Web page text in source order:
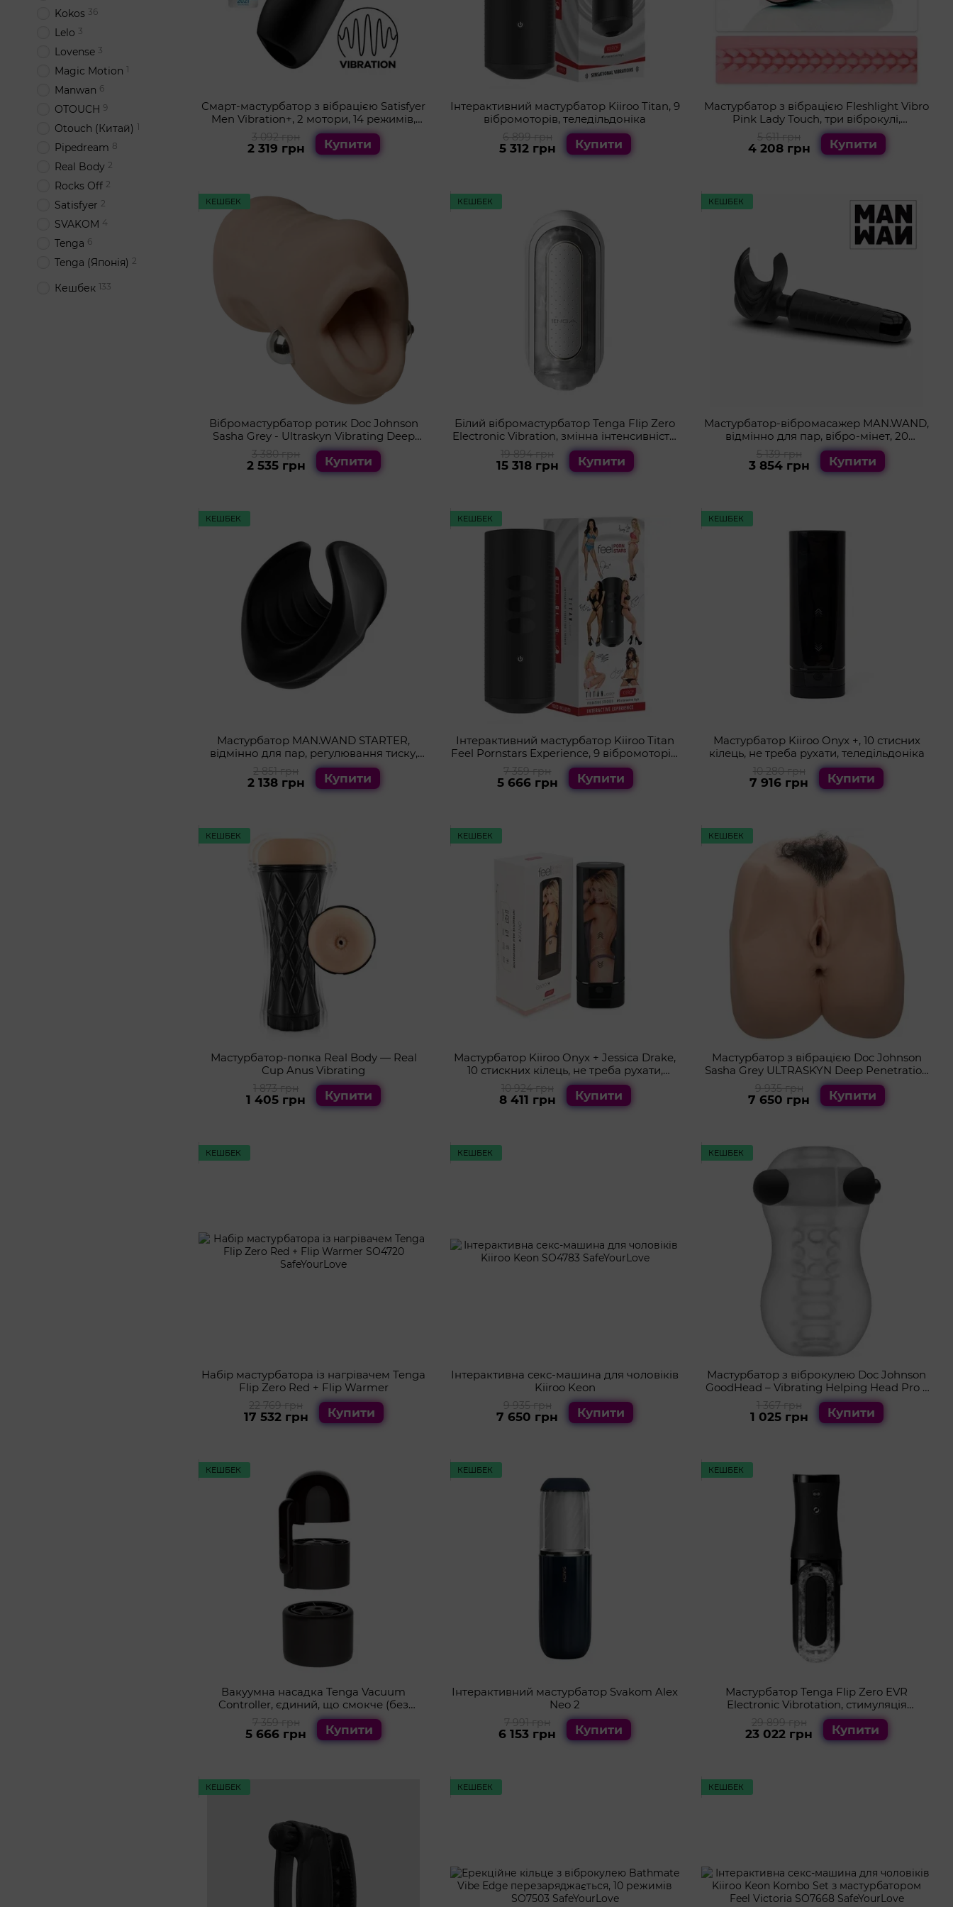
Смарт-мастурбатор з вібрацією Satisfyer
Men Vibration+, 2 мотори, 14 режимів,
водонепроникний
3 092 грн
2 319 грн Купити
Інтерактивний мастурбатор Kiiroo Titan, 9
вібромоторів, теледільдоніка
6 899 грн
5 312 грн Купити
Мастурбатор з вібрацією Fleshlight Vibro
Pink Lady Touch, три віброкулі,
стимулювальний рельєф
5 611 грн
4 208 грн Купити
КЕШБЕК
Вібромастурбатор ротик Doc Johnson
Sasha Grey - Ultraskyn Vibrating Deep
Throat Sucker
3 380 грн
2 535 грн Купити
КЕШБЕК
Білий вібромастурбатор Tenga Flip Zero
Electronic Vibration, змінна інтенсивність,
розкладний
19 894 грн
15 318 грн Купити
КЕШБЕК
Мастурбатор-вібромасажер MAN.WAND,
відмінно для пар, вібро-мінет, 20
режимів
5 139 грн
3 854 грн Купити
КЕШБЕК
Мастурбатор MAN.WAND STARTER,
відмінно для пар, регулювання тиску,
вібро-мінет
2 851 грн
2 138 грн Купити
КЕШБЕК
Інтерактивний мастурбатор Kiiroo Titan
Feel Pornstars Experience, 9 вібромоторів,
теледільдоніка
7 359 грн
5 666 грн Купити
КЕШБЕК
Мастурбатор Kiiroo Onyx +, 10 стисних
кілець, не треба рухати, теледільдоніка
10 280 грн
7 916 грн Купити
КЕШБЕК
Мастурбатор-попка Real Body — Real
Cup Anus Vibrating
1 873 грн
1 405 грн Купити
КЕШБЕК
Мастурбатор Kiiroo Onyx + Jessica Drake,
10 стискних кілець, не треба рухати,
теледільдоніка
10 924 грн
8 411 грн Купити
КЕШБЕК
Мастурбатор з вібрацією Doc Johnson
Sasha Grey ULTRASKYN Deep Penetration
Vibrating Pussy&Ass
9 935 грн
7 650 грн Купити
КЕШБЕК
Набір мастурбатора із нагрівачем Tenga
Flip Zero Red + Flip Warmer
22 769 грн
17 532 грн Купити
КЕШБЕК
Інтерактивна секс-машина для чоловіків
Kiiroo Keon
9 935 грн
7 650 грн Купити
КЕШБЕК
Мастурбатор з віброкулею Doc Johnson
GoodHead – Vibrating Helping Head Pro –
Frost
1 367 грн
1 025 грн Купити
КЕШБЕК
Вакуумна насадка Tenga Vacuum
Controller, єдиний, що смокче (без
мастурбатора)
7 359 грн
5 666 грн Купити
КЕШБЕК
Інтерактивний мастурбатор Svakom Alex
Neo 2
7 991 грн
6 153 грн Купити
КЕШБЕК
Мастурбатор Tenga Flip Zero EVR
Electronic Vibrotation, стимуляція
обертанням, 5 режимів вібрації
29 899 грн
23 022 грн Купити
КЕШБЕК КЕШБЕК КЕШБЕК
Kokos 36
Lelo 3
Lovense 3
Magic Motion 1
Manwan 6
OTOUCH 9
Otouch (Китай) 1
Pipedream 8
Real Body 2
Rocks Off 2
Satisfyer 2
SVAKOM 4
Tenga 6
Tenga (Японія) 2
Кешбек 133